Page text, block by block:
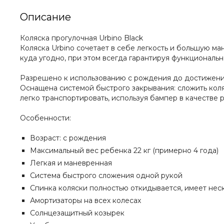
Описание
Коляска прогулочная Urbino Black
Коляска Urbino сочетает в себе легкость и большую
куда угодно, при этом всегда гарантируя
Разрешено к использованию с рождения до
Оснащена системой быстрого закрывания: сложить
легко транспортировать, используя бампер в качестве
Особенности:
Возраст: с рождения
Максимальный вес ребенка 22 кг (примерно 4 года)
Легкая и маневренная
Система быстрого сложения одной рукой
Спинка коляски полностью откидывается, имеет
Амортизаторы на всех колесах
Солнцезащитный козырек